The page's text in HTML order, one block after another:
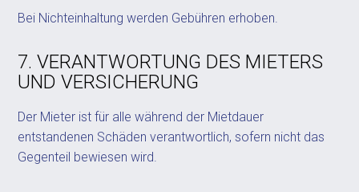
Bei Nichteinhaltung werden Gebühren erhoben.
7. VERANTWORTUNG DES MIETERS
UND VERSICHERUNG
Der Mieter ist für alle während der Mietdauer
entstandenen Schäden verantwortlich, sofern nicht das
Gegenteil bewiesen wird.